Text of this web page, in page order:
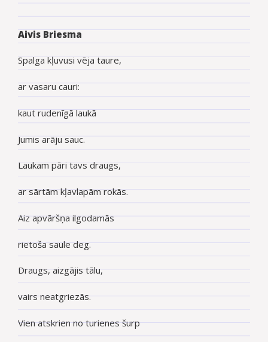
Aivis Briesma
Spalga kļuvusi vēja taure,
ar vasaru cauri:
kaut rudenīgā laukā
Jumis arāju sauc.
Laukam pāri tavs draugs,
ar sārtām kļavlapām rokās.
Aiz apvāršņa ilgodamās
rietoša saule deg.
Draugs, aizgājis tālu,
vairs neatgriezās.
Vien atskrien no turienes šurp